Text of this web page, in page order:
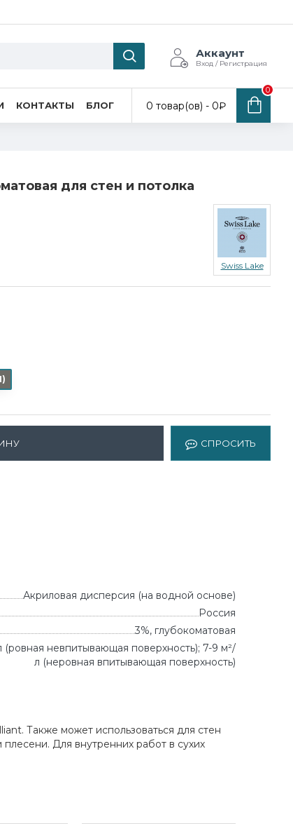
Аккаунт
Вход / Регистрация
КОНТАКТЫ БЛОГ 0 товар(ов) - 0₽
0
для стен и потолка
Swiss Lake
)
СПРОСИТЬ
Акриловая дисперсия (на водной основе)
Россия
3%, глубокоматовая
(ровная невпитывающая поверхность); 7-9 м²/
л (неровная впитывающая поверхность)
Также может использоваться для стен
Для внутренних работ в сухих